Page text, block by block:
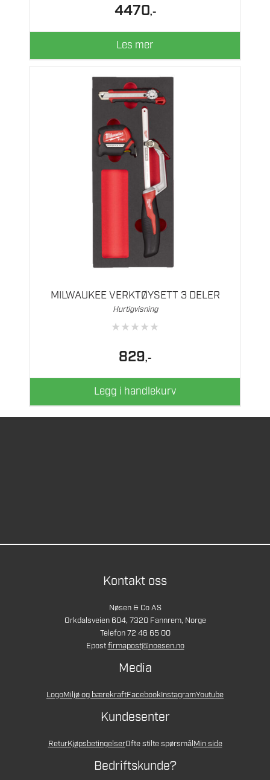
4470,-
Les mer
MILWAUKEE VERKTØYSETT 3 DELER
Hurtigvisning
★★★★★
829,-
Legg i handlekurv
Kontakt oss
Nøsen & Co AS
Orkdalsveien 604, 7320 Fannrem, Norge
Telefon 72 46 65 00
Epostfirmapost@noesen.no
Media
LogoMiljø og bærekraftFacebookInstagramYoutube
Kundesenter
ReturKjøpsbetingelserOfte stilte spørsmålMin side
Bedriftskunde?